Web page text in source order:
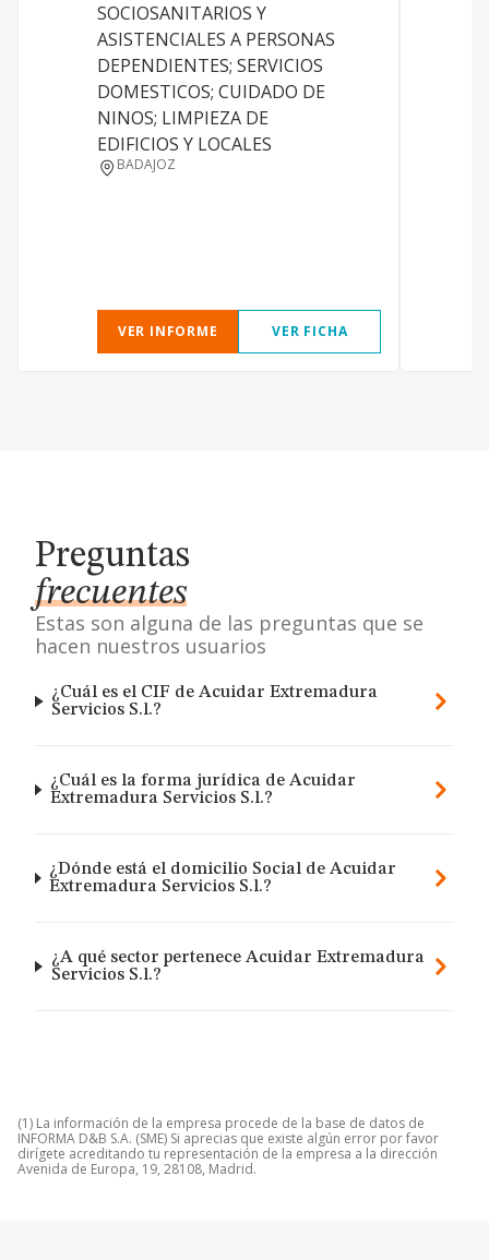
SOCIOSANITARIOS Y
ASISTENCIALES A PERSONAS
DEPENDIENTES; SERVICIOS
DOMESTICOS; CUIDADO DE
NINOS; LIMPIEZA DE
EDIFICIOS Y LOCALES
BADAJOZ
VER INFORME VER FICHA
Preguntas
frecuentes
Estas son alguna de las preguntas que se
hacen nuestros usuarios
¿Cuál es el CIF de Acuidar Extremadura
Servicios S.l.?
¿Cuál es la forma jurídica de Acuidar
Extremadura Servicios S.l.?
¿Dónde está el domicilio Social de Acuidar
Extremadura Servicios S.l.?
¿A qué sector pertenece Acuidar Extremadura
Servicios S.l.?
(1) La información de la empresa procede de la base de datos de
INFORMA D&B S.A. (SME) Si aprecias que existe algún error por favor
dirígete acreditando tu representación de la empresa a la dirección
Avenida de Europa, 19, 28108, Madrid.